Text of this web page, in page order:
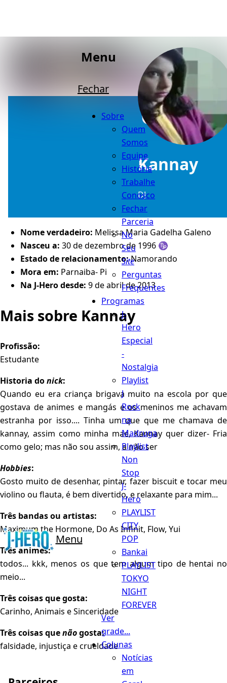
Menu
Menu
Fechar
Sobre
Quem
Somos
Equipe
História
Trabalhe
Conosco
Fechar
Parceria
No
Seu
Site
Perguntas
Frequentes
Programas
J-
Hero
Especial
-
Nostalgia
Playlist
J
Rock
na
Madruga
Playlist
Non
Stop
J-
Hero
PLAYLIST
CITY
POP
Bankai
PLAYLIST
TOKYO
NIGHT
FOREVER
Ver
grade...
Colunas
Notícias
em
Kannay
DJ
Nome verdadeiro: Melissa Maria Gadelha Galeno
Nasceu a: 30 de dezembro de 1996 ♑️
Estado de relacionamento:Namorando
Mora em: Parnaiba- Pi
Na J-Hero desde: 9 de abril de 2013
Mais sobre Kannay
Profissão:
Estudante
Historia donick:
Quando eu era criança brigava muito na escola por que
gostava de animes e mangás e os meninos me achavam
estranha por isso.... Tinha um que que me chamava de
kannay, assim como minha mae, Kannay quer dizer- Fria
como gelo; mas não sou assim, a não ser
Hobbies:
Gosto muito de desenhar, pintar, fazer biscuit e tocar meu
violino ou flauta, é bem divertido, e relaxante para mim...
Três bandas ou artistas:
Maximum the Hormone, Do As Infinit, Flow, Yui
Três animes:
todos... kkk, menos os que tem algum tipo de hentai no
meio...
Três coisas que gosta:
Carinho, Animais e Sinceridade
Três coisas quenãogosta:
falsidade, injustiça e crueldade